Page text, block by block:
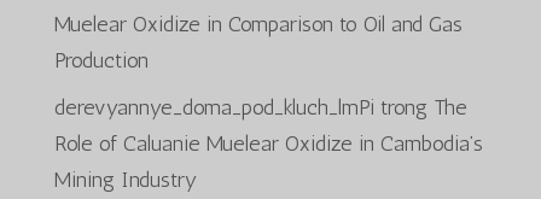
Muelear Oxidize in Comparison to Oil and Gas
Production
derevyannye_doma_pod_kluch_lmPi trong The
Role of Caluanie Muelear Oxidize in Cambodia’s
Mining Industry